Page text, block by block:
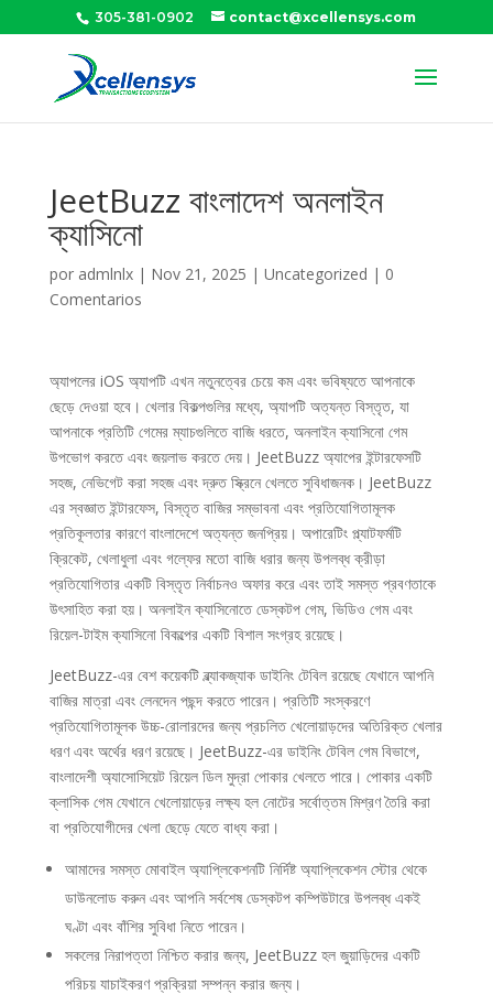
305-381-0902 contact@xcellensys.com
JeetBuzz বাংলাদেশ অনলাইন
ক্যাসিনো
por admlnlx| Nov 21, 2025 | Uncategorized | 0
Comentarios
অ্যাপলের iOS অ্যাপটি এখন নতুনত্বের চেয়ে কম এবং ভবিষ্যতে আপনাকে
ছেড়ে দেওয়া হবে। খেলার বিকল্পগুলির মধ্যে, অ্যাপটি অত্যন্ত বিস্তৃত, যা
আপনাকে প্রতিটি গেমের ম্যাচগুলিতে বাজি ধরতে, অনলাইন ক্যাসিনো গেম
উপভোগ করতে এবং জয়লাভ করতে দেয়। JeetBuzz অ্যাপের ইন্টারফেসটি
সহজ, নেভিগেট করা সহজ এবং দ্রুত স্ক্রিনে খেলতে সুবিধাজনক। JeetBuzz
এর স্বজ্ঞাত ইন্টারফেস, বিস্তৃত বাজির সম্ভাবনা এবং প্রতিযোগিতামূলক
প্রতিকূলতার কারণে বাংলাদেশে অত্যন্ত জনপ্রিয়। অপারেটিং প্ল্যাটফর্মটি
ক্রিকেট, খেলাধুলা এবং গল্ফের মতো বাজি ধরার জন্য উপলব্ধ ক্রীড়া
প্রতিযোগিতার একটি বিস্তৃত নির্বাচনও অফার করে এবং তাই সমস্ত প্রবণতাকে
উৎসাহিত করা হয়। অনলাইন ক্যাসিনোতে ডেস্কটপ গেম, ভিডিও গেম এবং
রিয়েল-টাইম ক্যাসিনো বিকল্পের একটি বিশাল সংগ্রহ রয়েছে।
JeetBuzz-এর বেশ কয়েকটি ব্ল্যাকজ্যাক ডাইনিং টেবিল রয়েছে যেখানে আপনি
বাজির মাত্রা এবং লেনদেন পছন্দ করতে পারেন। প্রতিটি সংস্করণে
প্রতিযোগিতামূলক উচ্চ-রোলারদের জন্য প্রচলিত খেলোয়াড়দের অতিরিক্ত খেলার
ধরণ এবং অর্থের ধরণ রয়েছে। JeetBuzz-এর ডাইনিং টেবিল গেম বিভাগে,
বাংলাদেশী অ্যাসোসিয়েট রিয়েল ডিল মুদ্রা পোকার খেলতে পারে। পোকার একটি
ক্লাসিক গেম যেখানে খেলোয়াড়ের লক্ষ্য হল নোটের সর্বোত্তম মিশ্রণ তৈরি করা
বা প্রতিযোগীদের খেলা ছেড়ে যেতে বাধ্য করা।
আমাদের সমস্ত মোবাইল অ্যাপ্লিকেশনটি নির্দিষ্ট অ্যাপ্লিকেশন স্টোর থেকে
ডাউনলোড করুন এবং আপনি সর্বশেষ ডেস্কটপ কম্পিউটারে উপলব্ধ একই
ঘণ্টা এবং বাঁশির সুবিধা নিতে পারেন।
সকলের নিরাপত্তা নিশ্চিত করার জন্য, JeetBuzz হল জুয়াড়িদের একটি
পরিচয় যাচাইকরণ প্রক্রিয়া সম্পন্ন করার জন্য।